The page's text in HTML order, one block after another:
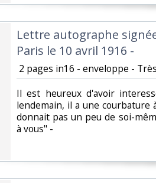
‎Lettre autographe
Paris le 10 avril 1916 -‎
2 pages in16 - enveloppe -
‎Il est heureux d'avoir
lendemain, il a une courbature
donnait pas un peu de soi-
à vous" - ‎